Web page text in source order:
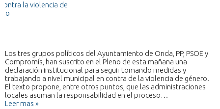
Los tres grupos políticos del Ayuntamiento de Onda, PP, PSOE y
Compromís, han suscrito en el Pleno de esta mañana una
declaración institucional para seguir tomando medidas y
trabajando a nivel municipal en contra de la violencia de género.
El texto propone, entre otros puntos, que las administraciones
locales asuman la responsabilidad en el proceso…
Leer mas »